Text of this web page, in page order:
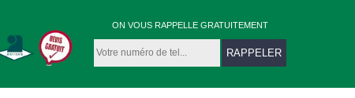
ON VOUS RAPPELLE GRATUITEMENT